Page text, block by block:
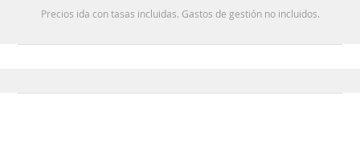
Precios ida con tasas incluidas. Gastos de gestión no incluidos.